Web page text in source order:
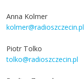
Anna Kolmer
kolmer@radioszczecin.pl
Piotr Tolko
tolko@radioszczecin.pl